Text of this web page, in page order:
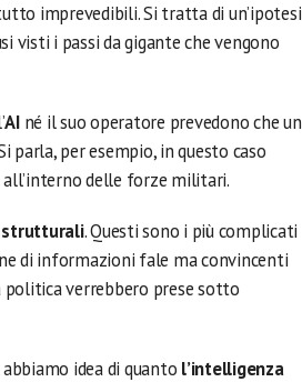
imprevedibili. Si tratta di un’ipotesi
visti i passi da gigante che vengono
AIné il suo operatore prevedono che un
per esempio, in questo caso
delle forze militari.
strutturali. Questi sono i più complicati
di informazioni fale ma convincenti
politica verrebbero prese sotto
idea di quanto l’intelligenza